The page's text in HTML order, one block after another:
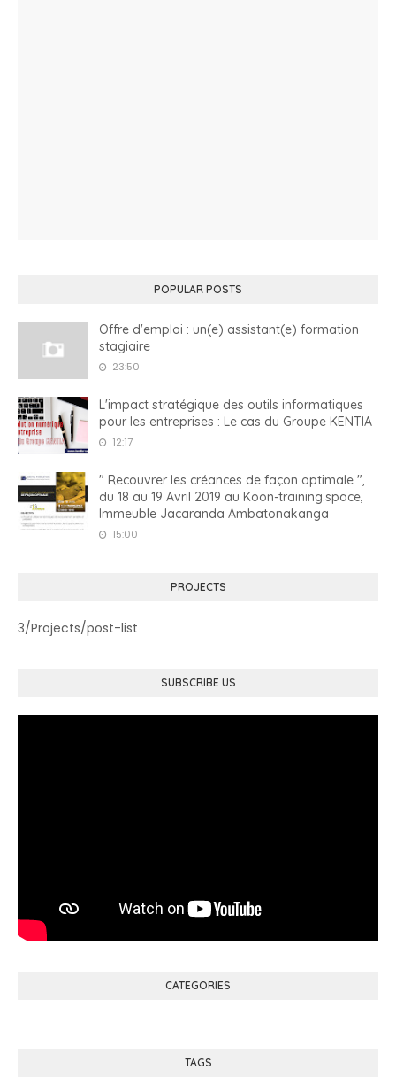
POPULAR POSTS
Offre d'emploi : un(e) assistant(e) formation
stagiaire
23:50
L'impact stratégique des outils informatiques
pour les entreprises : Le cas du Groupe KENTIA
12:17
" Recouvrer les créances de façon optimale ",
du 18 au 19 Avril 2019 au Koon-training.space,
Immeuble Jacaranda Ambatonakanga
15:00
PROJECTS
3/Projects/post-list
SUBSCRIBE US
CATEGORIES
TAGS